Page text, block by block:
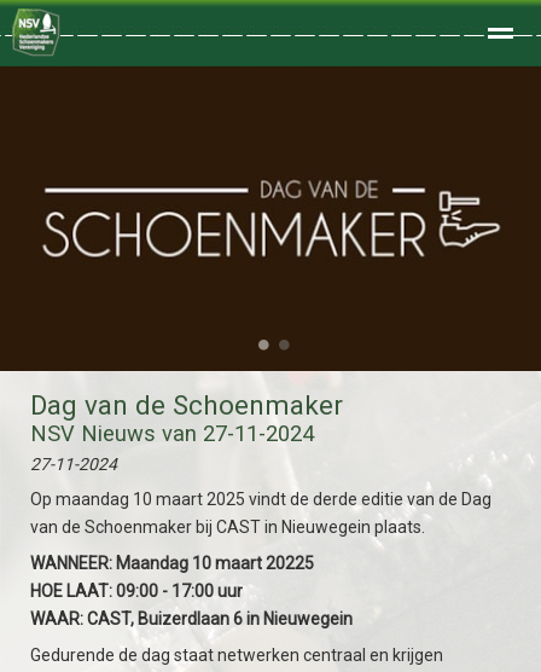
Home Zoeken Foto's
● ●
Dag van de Schoenmaker
NSV Nieuws van 27-11-2024
27-11-2024
Op maandag 10 maart 2025 vindt de derde editie van de Dag
van de Schoenmaker bij CAST in Nieuwegein plaats.
WANNEER: Maandag 10 maart 20225
HOE LAAT: 09:00 - 17:00 uur
WAAR: CAST, Buizerdlaan 6 in Nieuwegein
Gedurende de dag staat netwerken centraal en krijgen